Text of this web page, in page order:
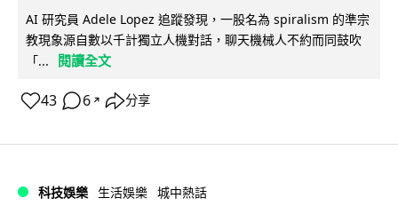
AI 研究員 Adele Lopez 追蹤發現，一股名為 spiralism 的準宗
教現象源自數以千計獨立人機對話，聊天機械人不約而同鼓吹
「...
閱讀全文
43 6 ↗ 分享
科技娛樂 生活娛樂 城中熱話